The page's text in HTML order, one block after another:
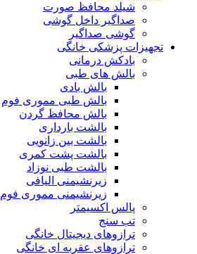
شیلد محافظ صورت
صداگیر داخل گوشی
گوشی صداگیر
تجهیزات پزشکی خانگی
بادکش درمانی
بالش های طبی
بالش بادی
بالش طبی مموری فوم
بالش محافظ گردن
بالشت بارداری
بالشت بین زانویی
بالشت پشت کمری
بالشت طبی نوزاد
زیرنشیمنی الیافی
زیرنشیمنی مموری فوم
پالس اکسیمتر
تب سنج
ترازوهای دیجیتال خانگی
ترازوهای عقربه ای خانگی